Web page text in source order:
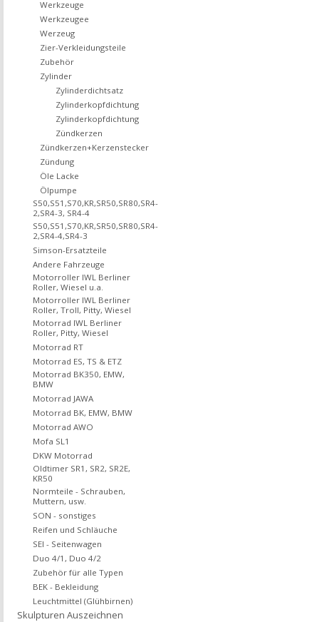
Werkzeuge
Werkzeugee
Werzeug
Zier-Verkleidungsteile
Zubehör
Zylinder
Zylinderdichtsatz
Zylinderkopfdichtung
Zylinderkopfdichtung
Zündkerzen
Zündkerzen+Kerzenstecker
Zündung
Öle Lacke
Ölpumpe
S50,S51,S70,KR,SR50,SR80,SR4-
2,SR4-3, SR4-4
S50,S51,S70,KR,SR50,SR80,SR4-
2,SR4-4,SR4-3
Simson-Ersatzteile
Andere Fahrzeuge
Motorroller IWL Berliner
Roller, Wiesel u.a.
Motorroller IWL Berliner
Roller, Troll, Pitty, Wiesel
Motorrad IWL Berliner
Roller, Pitty, Wiesel
Motorrad RT
Motorrad ES, TS & ETZ
Motorrad BK350, EMW,
BMW
Motorrad JAWA
Motorrad BK, EMW, BMW
Motorrad AWO
Mofa SL1
DKW Motorrad
Oldtimer SR1, SR2, SR2E,
KR50
Normteile - Schrauben,
Muttern, usw.
SON - sonstiges
Reifen und Schläuche
SEI - Seitenwagen
Duo 4/1, Duo 4/2
Zubehör für alle Typen
BEK - Bekleidung
Leuchtmittel (Glühbirnen)
Skulpturen Auszeichnen